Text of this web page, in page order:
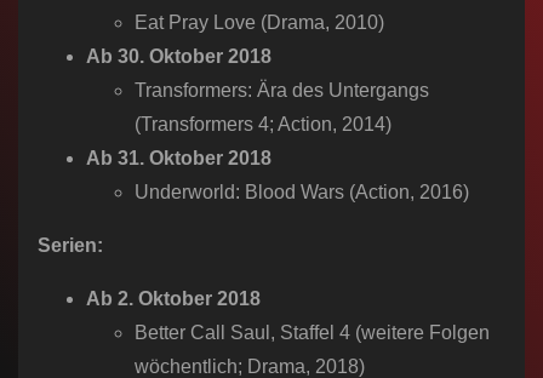
Eat Pray Love​ (Drama, 2010)
Ab 30. Oktober 2018
Transformers: Ära des Untergangs​
(Transformers 4; Action, 2014)
Ab 31. Oktober 2018
Underworld: Blood Wars​ (Action, 2016)
Serien:
Ab 2. Oktober 2018
Better Call Saul, Staffel 4 (weitere Folgen
wöchentlich; Drama, 2018)